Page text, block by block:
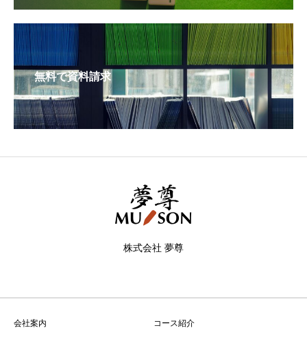
無料で資料請求
株式会社 夢尊
会社案内 コース紹介